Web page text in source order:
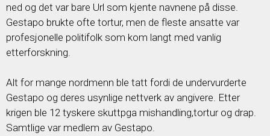
ned og det var bare Url som kjente navnene på disse.
Gestapo brukte ofte tortur, men de fleste ansatte var
profesjonelle politifolk som kom langt med vanlig
etterforskning.
Alt for mange nordmenn ble tatt fordi de undervurderte
Gestapo og deres usynlige nettverk av angivere. Etter
krigen ble 12 tyskere skuttpga mishandling,tortur og drap.
Samtlige var medlem av Gestapo.